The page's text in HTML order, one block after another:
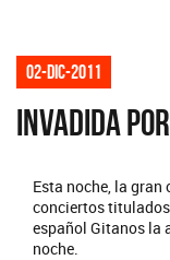
02-dic-2011
INVADIDA
Esta noche, la
conciertos titulados
español Gitanos la
noche.